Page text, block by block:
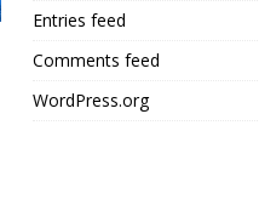
Entries feed
Comments feed
WordPress.org